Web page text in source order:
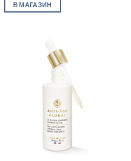
В МАГАЗИН